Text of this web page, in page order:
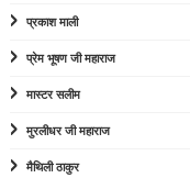
प्रकाश माली
प्रेम भूषण जी महाराज
मास्टर सलीम
मुरलीधर जी महाराज
मैथिली ठाकुर